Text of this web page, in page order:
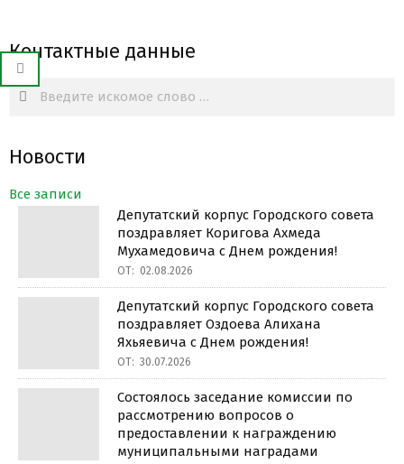
Контактные данные
Search
Новости
Все записи
Депутатский корпус Городского совета
поздравляет Коригова Ахмеда
Мухамедовича с Днем рождения!
ОТ: 02.08.2026
Депутатский корпус Городского совета
поздравляет Оздоева Алихана
Яхьяевича с Днем рождения!
ОТ: 30.07.2026
Состоялось заседание комиссии по
рассмотрению вопросов о
предоставлении к награждению
муниципальными наградами